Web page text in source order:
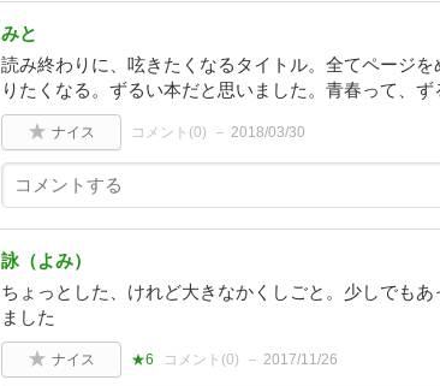
みと
読み終わりに、呟きたくなるタイトル。全てページ
りたくなる。ずるい本だと思いました。青春って、ず
ナイス コメント(0) 2018/03/30
詠（よみ）
ちょっとした、けれど大きなかくしごと。少しでも
ました
ナイス ★6 コメント(0) 2017/11/26